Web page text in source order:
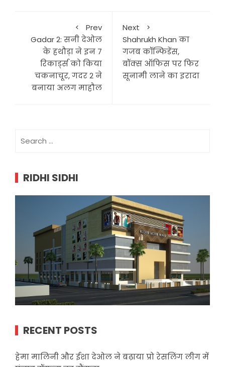
Prev
Gadar 2: सनी देओल
के हथौड़ा ने इन 7
रिकार्ड्स को किया
चकनाचूर, गदर 2 ने
बनाया अलग माहौल
Next
Shahrukh Khan का
गजब कॉन्फिडेंस,
बॉक्स ऑफिस पर फिर
सूनामी लाने का इरादा
for:
RIDHI SIDHI
RECENT POSTS
हेमा मालिनी और ईशा देओल ने बढ़ाया प्रो रेसलिंग लीग में